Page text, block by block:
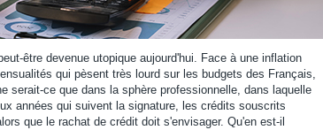
être devenue utopique aujourd'hui. Face à une inflation
qui pèsent très lourd sur les budgets des Français,
serait-ce que dans la sphère professionnelle, dans laquelle
années qui suivent la signature, les crédits souscrits
que le rachat de crédit doit s'envisager. Qu'en est-il